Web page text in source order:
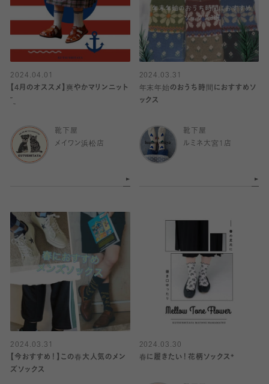
2024.04.01
【4月のオススメ】爽やかマリンニット
˜˷
靴下屋
メイワン浜松店
2024.03.31
年末年始のおうち時間におすすめソ
ックス
靴下屋
ルミネ大宮1店
2024.03.31
【今おすすめ！】この春大人気のメン
ズソックス
2024.03.30
春に履きたい！花柄ソックス*